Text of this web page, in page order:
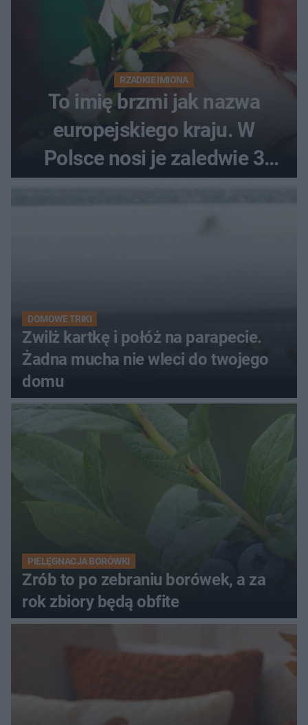
RZADKIE IMIONA
To imię brzmi jak nazwa
europejskiego kraju. W
Polsce nosi je zaledwie 3
DOMOWE TRIKI
Zwilż kartkę i połóż na parapecie.
Żadna mucha nie wleci do twojego
domu
PIELĘGNACJA BORÓWKI
Zrób to po zebraniu borówek, a za
rok zbiory będą obfite